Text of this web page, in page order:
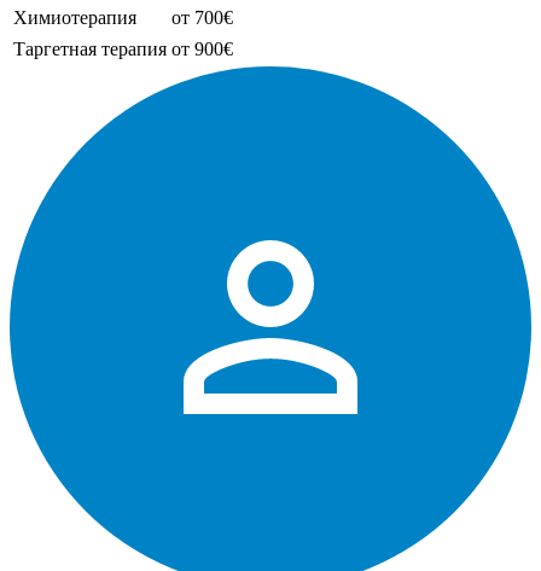
Химиотерапия
от 700€
Таргетная терапия от 900€